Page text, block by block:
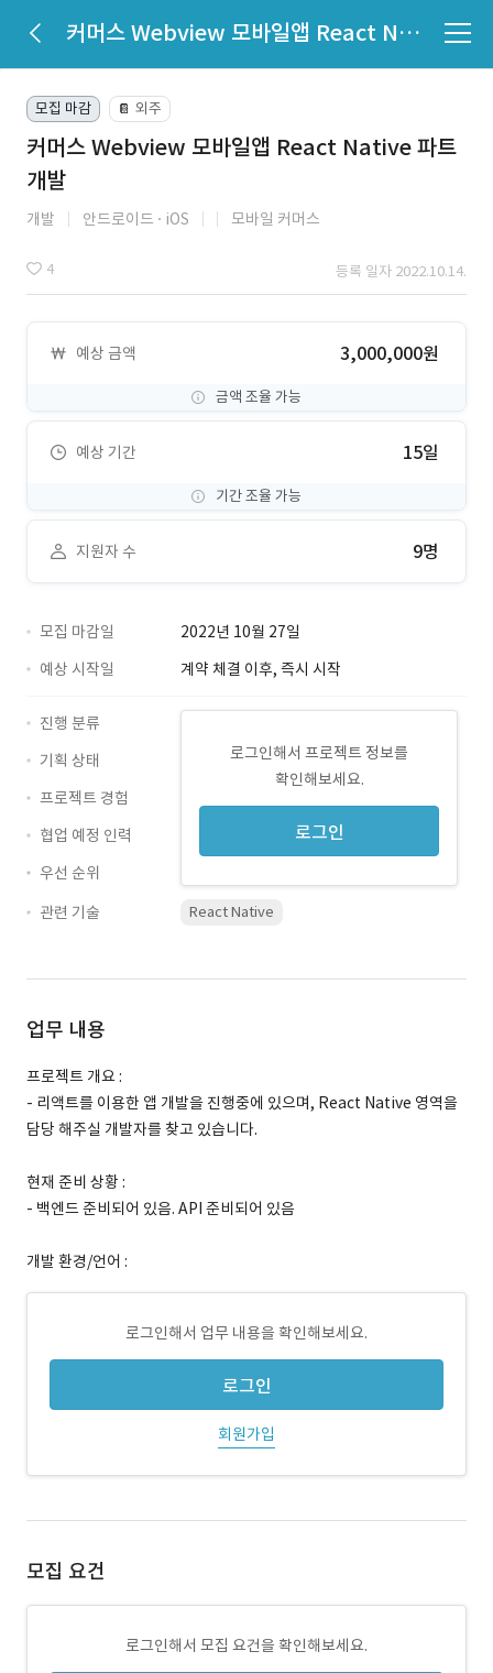
커머스 Webview 모바일앱 React Native 파트 개발
모집 마감 📔 외주
커머스 Webview 모바일앱 React Native 파트
개발
개발 안드로이드 iOS 모바일 커머스
4 등록 일자 2022.10.14.
예상 금액 3,000,000원
금액 조율 가능
예상 기간 15일
기간 조율 가능
지원자 수 9명
모집 마감일
2022년 10월 27일
예상 시작일
계약 체결 이후, 즉시 시작
로그인해서 프로젝트 정보를
확인해보세요.
로그인
진행 분류
기획 상태
프로젝트 경험
협업 예정 인력
우선 순위
관련 기술
React Native
업무 내용
프로젝트 개요 :
- 리액트를 이용한 앱 개발을 진행중에 있으며, React Native 영역을
담당 해주실 개발자를 찾고 있습니다.
현재 준비 상황 :
- 백엔드 준비되어 있음. API 준비되어 있음
개발 환경/언어 :
로그인해서 업무 내용을 확인해보세요.
로그인
회원가입
모집 요건
로그인해서 모집 요건을 확인해보세요.